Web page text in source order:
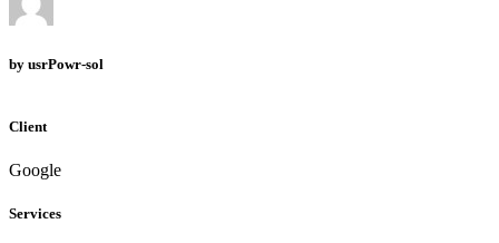
by usrPowr-sol
Client
Google
Services